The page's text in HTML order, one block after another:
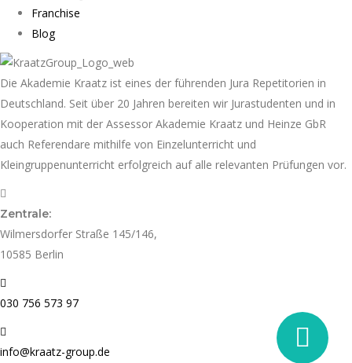
Franchise
Blog
Die Akademie Kraatz ist eines der führenden Jura Repetitorien in
Deutschland. Seit über 20 Jahren bereiten wir Jurastudenten und in
Kooperation mit der Assessor Akademie Kraatz und Heinze GbR
auch Referendare mithilfe von Einzelunterricht und
Kleingruppenunterricht erfolgreich auf alle relevanten Prüfungen vor.
Zentrale:
Wilmersdorfer Straße 145/146,
10585 Berlin
030 756 573 97
info@kraatz-group.de